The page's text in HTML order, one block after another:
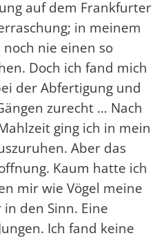
auf dem Frankfurter
in meinem
nie einen so
Doch ich fand mich
der Abfertigung und
zurecht … Nach
ging ich in mein
Aber das
Kaum hatte ich
mir wie Vögel meine
den Sinn. Eine
Ich fand keine